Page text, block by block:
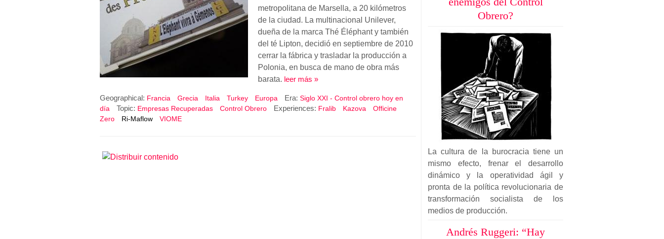
metropolitana de Marsella, a 20 kilómetros
de la ciudad. La multinacional Unilever,
dueña de la marca Thé Éléphant y también
del té Lipton, decidió en septiembre de 2010
cerrar la fábrica y trasladar la producción a
Polonia, en busca de mano de obra más
barata. leer más »
Geographical: Francia Grecia Italia Turkey Europa Era: Siglo XXI - Control obrero hoy en
día
Topic: Empresas Recuperadas Control Obrero Experiences: Fralib Kazova
Officine
Zero
Ri-Maflow VIOME
Obrero?
La cultura de la burocracia tiene un
mismo efecto, frenar el desarrollo
dinámico y la operatividad ágil y
pronta de la política revolucionaria de
transformación socialista de los
medios de producción.
Andrés Ruggeri: “Hay